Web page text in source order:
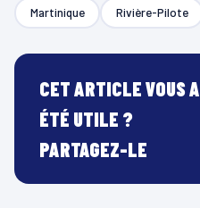
Martinique Rivière-Pilote
CET ARTICLE VOUS A
ÉTÉ UTILE ?
PARTAGEZ-LE